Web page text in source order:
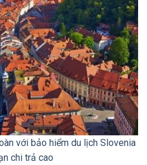
với bảo hiểm du lịch Slovenia
chi trả cao